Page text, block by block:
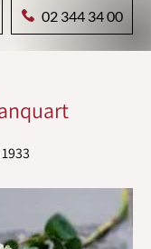
02 344 34 00